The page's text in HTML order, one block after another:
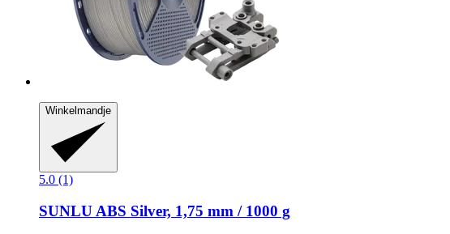
Winkelmandje
5.0 (1)
SUNLU ABS Silver, 1,75 mm / 1000 g